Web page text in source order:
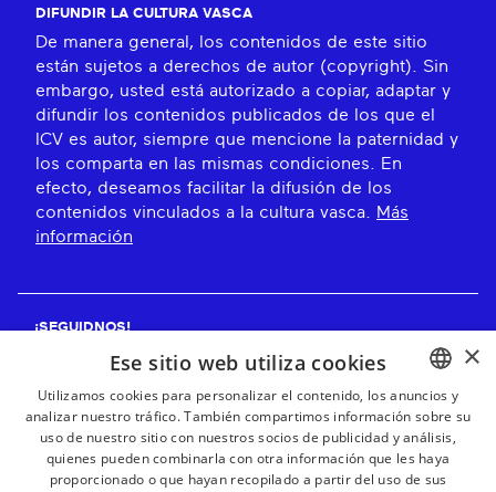
DIFUNDIR LA CULTURA VASCA
De manera general, los contenidos de este sitio
están sujetos a derechos de autor (copyright). Sin
embargo, usted está autorizado a copiar, adaptar y
difundir los contenidos publicados de los que el
ICV es autor, siempre que mencione la paternidad y
los comparta en las mismas condiciones. En
efecto, deseamos facilitar la difusión de los
contenidos vinculados a la cultura vasca. Más
información
¡SEGUIDNOS!
¡RECIBE NUESTROS BOLETINES!
Suscribirse
BASQUE
FRENCH
×
Ese sitio web utiliza cookies
Utilizamos cookies para personalizar el contenido, los anuncios y
analizar nuestro tráfico. También compartimos información sobre su
uso de nuestro sitio con nuestros socios de publicidad y análisis,
quienes pueden combinarla con otra información que les haya
proporcionado o que hayan recopilado a partir del uso de sus